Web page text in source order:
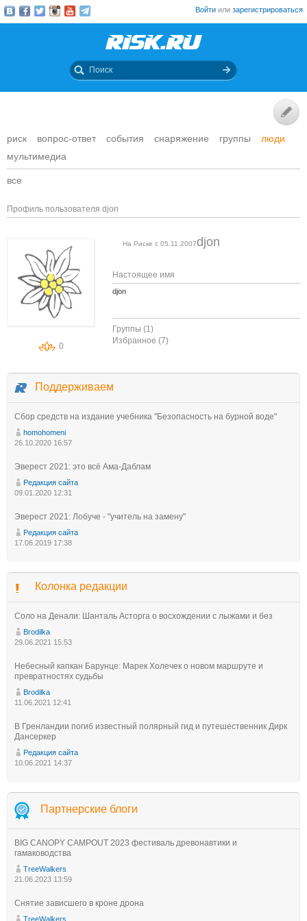
Войти или зарегистрироваться
риск вопрос-ответ события снаряжение группы
люди
мультимедиа
все
Профиль пользователя djon
0
djon
На Риске с 05.11.2007
Настоящее имя
djon
Группы (1)
Избранное (7)
Поддерживаем
Сбор средств на издание учебника "Безопасность на бурной воде"
homohomeni
26.10.2020 16:57
Эверест 2021: это всё Ама-Даблам
Редакция сайта
09.01.2020 12:31
Эверест 2021: Лобуче - "учитель на замену"
Редакция сайта
17.06.2019 17:38
Колонка редакции
Соло на Денали: Шанталь Асторга о восхождении с лыжами и без
Brodilka
29.06.2021 15:53
Небесный капкан Барунце: Марек Холечек о новом маршруте и
превратностях судьбы
Brodilka
11.06.2021 12:41
В Гренландии погиб известный полярный гид и путешественник Дирк
Дансеркер
Редакция сайта
10.06.2021 14:37
Партнерские блоги
BIG CANOPY CAMPOUT 2023 фестиваль древонавтики и
гамаководства
TreeWalkers
21.06.2023 13:59
Снятие зависшего в кроне дрона
TreeWalkers